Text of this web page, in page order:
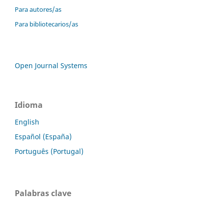
Para autores/as
Para bibliotecarios/as
Open Journal Systems
Idioma
English
Español (España)
Português (Portugal)
Palabras clave